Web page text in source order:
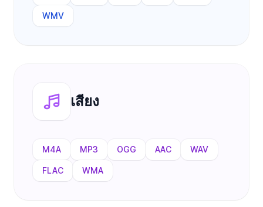
WMV
เสียง
M4A MP3 OGG AAC WAV
FLAC WMA